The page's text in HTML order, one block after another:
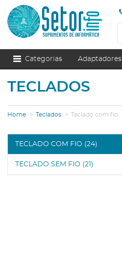
Categorias Adaptadores
TECLADOS
Home Teclados Teclado com fio
TECLADO COM FIO (24)
TECLADO SEM FIO (21)